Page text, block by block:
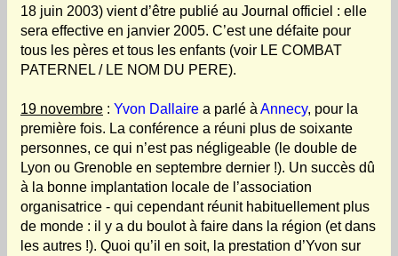
18 juin 2003) vient d’être publié au Journal officiel : elle
sera effective en janvier 2005. C’est une défaite pour
tous les pères et tous les enfants (voir LE COMBAT
PATERNEL / LE NOM DU PERE).
19 novembre : Yvon Dallaire a parlé à Annecy, pour la
première fois. La conférence a réuni plus de soixante
personnes, ce qui n’est pas négligeable (le double de
Lyon ou Grenoble en septembre dernier !). Un succès dû
à la bonne implantation locale de l’association
organisatrice - qui cependant réunit habituellement plus
de monde : il y a du boulot à faire dans la région (et dans
les autres !). Quoi qu’il en soit, la prestation d’Yvon sur